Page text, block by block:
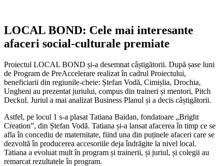
LOCAL BOND: Cele mai interesante
afaceri social-culturale premiate
Proiectul LOCAL BOND și-a desemnat câștigătorii. După șase luni
de Program de PreAccelerare realizat în cadrul Proiectului,
beneficiarii din regiunile-cheie: Ștefan Vodă, Cimișlia, Drochia,
Ungheni au prezentat juriului, compus din traineri și mentori, Pitch
Deckul. Juriul a mai analizat Business Planul și a decis câștigătorii.
Astfel, pe locul 1 s-a plasat Tatiana Baidan, fondatoare „Bright
Creation”, din Ștefan Vodă. Tatiana și-a lansat afacerea în timp ce se
afla în concediu de maternitate, fiind una din puținele afaceri care se
dezvoltă în producerea accesoriile deja îndrăgite la nivel local.
Tatiana a evoluat mult în program și trainerii, și juriul, și colegii au
remarcat rezultatele în program.